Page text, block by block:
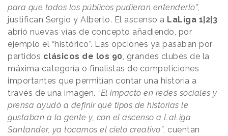
para que todos los públicos pudieran entenderlo”,
justifican Sergio y Alberto. El ascenso a LaLiga 1|2|3
abrió nuevas vías de concepto añadiendo, por
ejemplo el “histórico”. Las opciones ya pasaban por
partidos clásicos de los 90 , grandes clubes de la
máxima categoría o finalistas de competiciones
importantes que permitían contar una historia a
través de una imagen. “El impacto en redes sociales y
prensa ayudó a definir qué tipos de historias le
gustaban a la gente y, con el ascenso a LaLiga
Santander, ya tocamos el cielo creativo”, cuentan